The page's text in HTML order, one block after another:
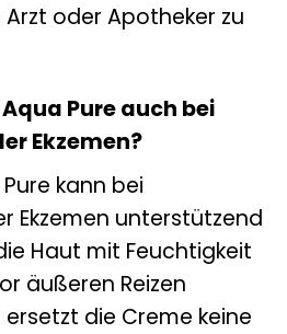
oder Apotheker zu
Aqua Pure auch bei
Ekzemen?
Pure kann bei
Ekzemen unterstützend
Haut mit Feuchtigkeit
äußeren Reizen
die Creme keine